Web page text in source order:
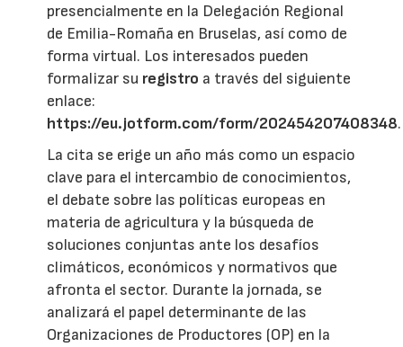
presencialmente en la Delegación Regional
de Emilia-Romaña en Bruselas, así como de
forma virtual. Los interesados pueden
formalizar su registro a través del siguiente
enlace:
https://eu.jotform.com/form/202454207408348.
La cita se erige un año más como un espacio
clave para el intercambio de conocimientos,
el debate sobre las políticas europeas en
materia de agricultura y la búsqueda de
soluciones conjuntas ante los desafíos
climáticos, económicos y normativos que
afronta el sector. Durante la jornada, se
analizará el papel determinante de las
Organizaciones de Productores (OP) en la